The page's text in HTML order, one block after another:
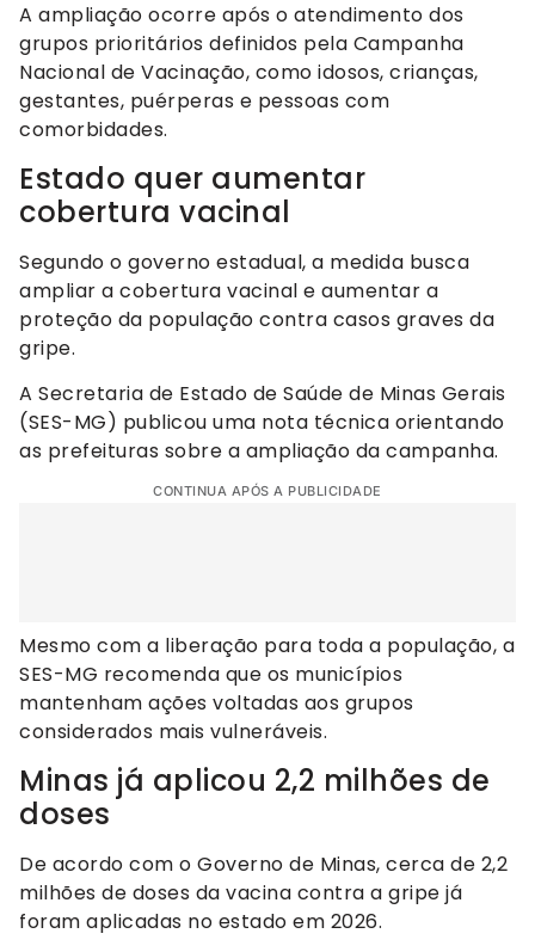
A ampliação ocorre após o atendimento dos
grupos prioritários definidos pela Campanha
Nacional de Vacinação, como idosos, crianças,
gestantes, puérperas e pessoas com
comorbidades.
Estado quer aumentar
cobertura vacinal
Segundo o governo estadual, a medida busca
ampliar a cobertura vacinal e aumentar a
proteção da população contra casos graves da
gripe.
A Secretaria de Estado de Saúde de Minas Gerais
(SES-MG) publicou uma nota técnica orientando
as prefeituras sobre a ampliação da campanha.
CONTINUA APÓS A PUBLICIDADE
Mesmo com a liberação para toda a população, a
SES-MG recomenda que os municípios
mantenham ações voltadas aos grupos
considerados mais vulneráveis.
Minas já aplicou 2,2 milhões de
doses
De acordo com o Governo de Minas, cerca de 2,2
milhões de doses da vacina contra a gripe já
foram aplicadas no estado em 2026.